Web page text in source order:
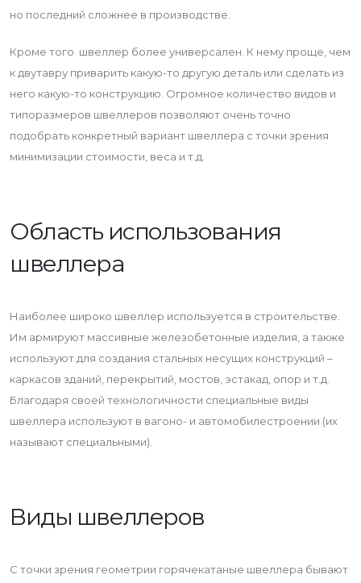
но последний сложнее в производстве.
Кроме того швеллер более универсален. К нему проще, чем
к двутавру приварить какую-то другую деталь или сделать из
него какую-то конструкцию. Огромное количество видов и
типоразмеров швеллеров позволяют очень точно
подобрать конкретный вариант швеллера с точки зрения
минимизации стоимости, веса и т.д.
Область использования
швеллера
Наиболее широко швеллер используется в строительстве.
Им армируют массивные железобетонные изделия, а также
используют для создания стальных несущих конструкций –
каркасов зданий, перекрытий, мостов, эстакад, опор и т.д.
Благодаря своей технологичности специальные виды
швеллера используют в вагоно- и автомобилестроении (их
называют специальными).
Виды швеллеров
С точки зрения геометрии горячекатаные швеллера бывают